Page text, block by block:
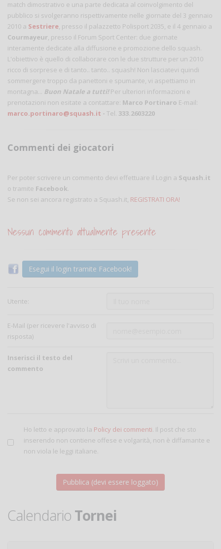
match dimostrativo e una parte dedicata al coinvolgimento del
pubblico si svolgeranno rispettivamente nelle giornate del 3 gennaio
2010 a Sestriere, presso il palazzetto Polisport 2035, e il 4 gennaio a
Courmayeur, presso il Forum Sport Center: due giornate
interamente dedicate alla diffusione e promozione dello squash.
L'obiettivo è quello di collaborare con le due strutture per un 2010
ricco di sorprese e di tanto.. tanto.. squash! Non lasciatevi quindi
sommergere troppo da panettoni e spumante, vi aspettiamo in
montagna... Buon Natale a tutti!Per ulteriori informazioni e
prenotazioni non esitate a contattare: Marco Portinaro E-mail:
marco.portinaro@squash.it - Tel. 333.2603220
Commenti dei giocatori
Per poter scrivere un commento devi effettuare il Login a Squash.it
o tramite Facebook.
Se non sei ancora registrato a Squash.it, REGISTRATI ORA!
Nessun commento attualmente presente
Esegui il login tramite Facebook!
Utente:
E-Mail (per ricevere l'avviso di
risposta)
Inserisci il testo del
commento
Ho letto e approvato la Policy dei commenti. Il post che sto
inserendo non contiene offese e volgarità, non è diffamante e
non viola le leggi italiane.
Calendario Tornei